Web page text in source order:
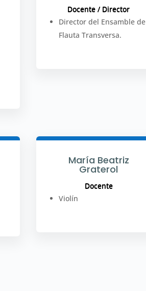
Docente / Director
Director del Ensamble de
Flauta Transversa.
María Beatriz
Graterol
Docente
Violín